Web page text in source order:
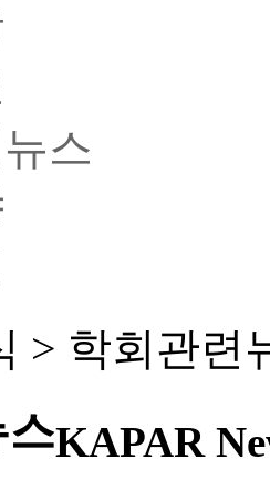
스
> 학회관련
KAPAR